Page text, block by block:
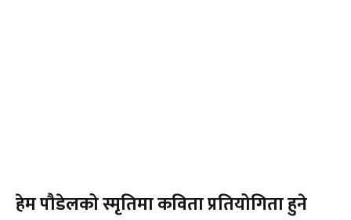
हेम पौडेलको स्मृतिमा कविता प्रतियोगिता हुने